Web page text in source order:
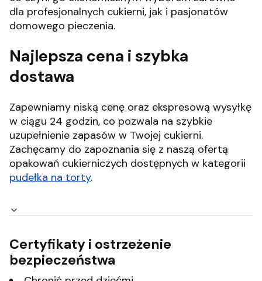
dla profesjonalnych cukierni, jak i pasjonatów
domowego pieczenia.
Najlepsza cena i szybka
dostawa
Zapewniamy niską cenę oraz ekspresową wysyłkę
w ciągu 24 godzin, co pozwala na szybkie
uzupełnienie zapasów w Twojej cukierni.
Zachęcamy do zapoznania się z naszą ofertą
opakowań cukierniczych dostępnych w kategorii
pudełka na torty.
Certyfikaty i ostrzeżenie
bezpieczeństwa